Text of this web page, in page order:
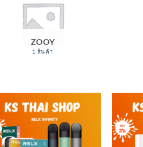
ZOOY
1 สินค้า